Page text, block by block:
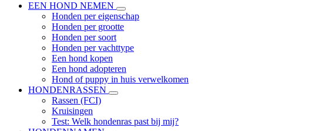
EEN HOND NEMEN
Honden per eigenschap
Honden per grootte
Honden per soort
Honden per vachttype
Een hond kopen
Een hond adopteren
Hond of puppy in huis verwelkomen
HONDENRASSEN
Rassen (FCI)
Kruisingen
Test: Welk hondenras past bij mij?